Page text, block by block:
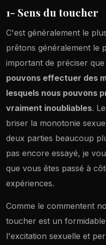
1- Sens du toucher
C'est généralement le
prêtons généralement le
important de préciser que
pouvons effectuer des
lesquels nous pouvons
vraiment inoubliables.
briser la monotonie
deux parties beaucoup
pas encore essayé, je
que vous êtes passé à
expériences.
Comme le commentent
toucher est un
l'excitation sexuelle et